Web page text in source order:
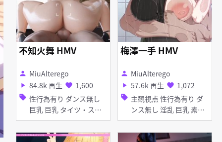
不知火舞 HMV
person MiuAlterego
play_arrow 84.8k 再生 favorite 1,600
sell 性行為有り ダンス無し
巨乳 巨乳 タイツ・スト
ッキング タイツ・ストッ
キング
梅澤一手 HMV
person MiuAlterego
play_arrow 57.6k 再生 favorite 1,072
sell 主観視点 性行為有り ダ
ンス無し 淫乱 巨乳 素股
女性上位 足コキ 手コキ